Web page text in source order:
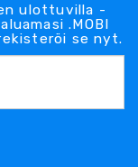
ulottuvilla -
.MOBI
se nyt.